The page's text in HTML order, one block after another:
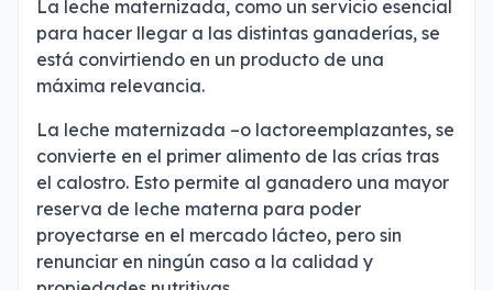
La leche maternizada, como un servicio esencial
para hacer llegar a las distintas ganaderías, se
está convirtiendo en un producto de una
máxima relevancia.
La leche maternizada –o lactoreemplazantes, se
convierte en el primer alimento de las crías tras
el calostro. Esto permite al ganadero una mayor
reserva de leche materna para poder
proyectarse en el mercado lácteo, pero sin
renunciar en ningún caso a la calidad y